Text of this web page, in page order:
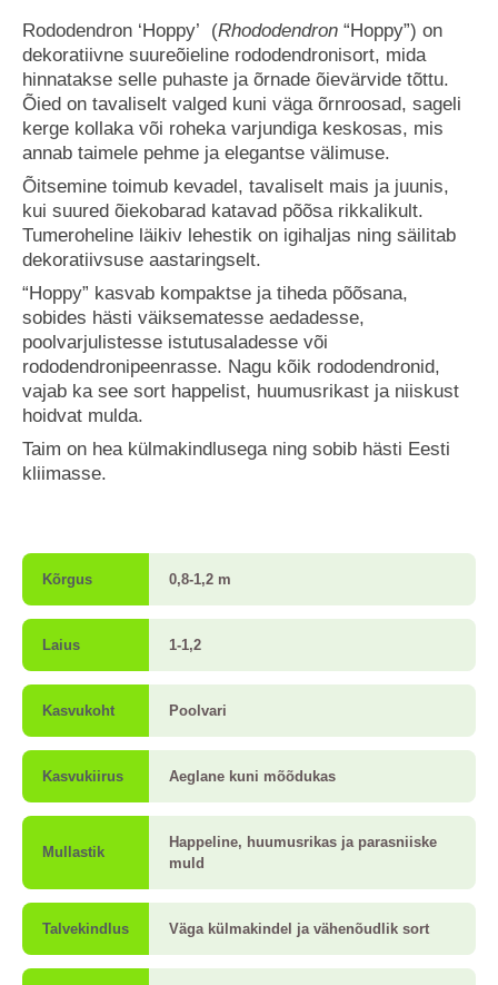
Rododendron ‘Hoppy’ (Rhododendron “Hoppy”) on
dekoratiivne suureõieline rododendronisort, mida
hinnatakse selle puhaste ja õrnade õievärvide tõttu.
Õied on tavaliselt valged kuni väga õrnroosad, sageli
kerge kollaka või roheka varjundiga keskosas, mis
annab taimele pehme ja elegantse välimuse.
Õitsemine toimub kevadel, tavaliselt mais ja juunis,
kui suured õiekobarad katavad põõsa rikkalikult.
Tumeroheline läikiv lehestik on igihaljas ning säilitab
dekoratiivsuse aastaringselt.
“Hoppy” kasvab kompaktse ja tiheda põõsana,
sobides hästi väiksematesse aedadesse,
poolvarjulistesse istutusaladesse või
rododendronipeenrasse. Nagu kõik rododendronid,
vajab ka see sort happelist, huumusrikast ja niiskust
hoidvat mulda.
Taim on hea külmakindlusega ning sobib hästi Eesti
kliimasse.
Kõrgus 0,8-1,2 m
Laius 1-1,2
Kasvukoht Poolvari
Kasvukiirus Aeglane kuni mõõdukas
Mullastik
Happeline, huumusrikas ja parasniiske
muld
Talvekindlus Väga külmakindel ja vähenõudlik sort